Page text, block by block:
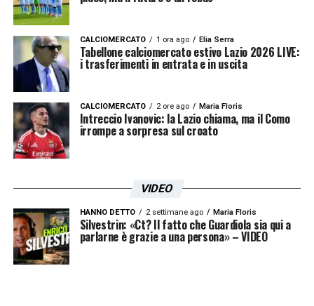
stati molto bravi, la verità è una sola. Parlo
del mio percorso: noi sette mesi fa non
eravamo questi, soffrivamo gli avversari,
arrivavano facilmente in porta, ci creavano
occasioni da gol. In sette mesi questa
squadra nell’annusare il pericolo, lavorare in
maniera diversa, è migliorata. Forse non
ci sta essere meno brillanti. Preferisco in
questo momento una squadra che stia bene
in campo, che soffra meno, per essere meno
belli. Pensiamo ad essere concreti
CALCIOMERCATO 1 ora ago Elia Serra
Tabellone calciomercato estivo Lazio 2026 LIVE:
i trasferimenti in entrata e in uscita
CALCIOMERCATO 2 ore ago Maria Floris
Intreccio Ivanovic: la Lazio chiama, ma il Como
irrompe a sorpresa sul croato
VIDEO
HANNO DETTO 2 settimane ago Maria Floris
Silvestrin: «Ct? Il fatto che Guardiola sia qui a
parlarne è grazie a una persona» – VIDEO